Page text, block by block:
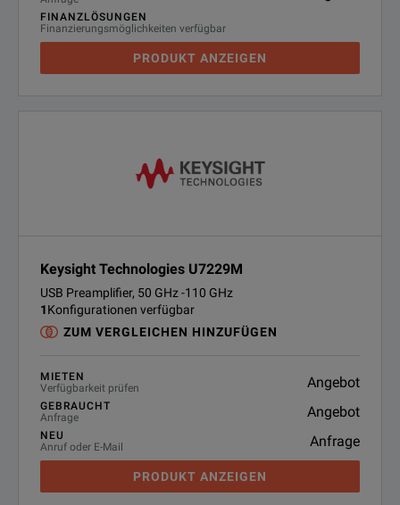
FINANZLÖSUNGEN
Finanzierungsmöglichkeiten verfügbar
PRODUKT ANZEIGEN
Keysight Technologies U7229M
USB Preamplifier, 50 GHz -110 GHz
1Konfigurationen verfügbar
ZUM VERGLEICHEN HINZUFÜGEN
MIETEN
Verfügbarkeit prüfen
Angebot
GEBRAUCHT
Anfrage
Angebot
NEU
Anruf oder E-Mail
Anfrage
PRODUKT ANZEIGEN